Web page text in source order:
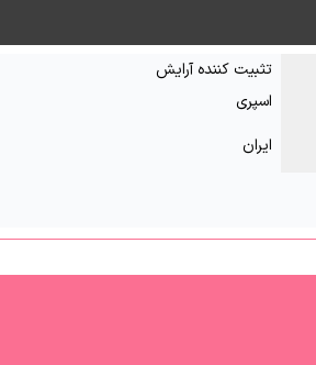
تثبیت کننده آرایش
اسپری
ایران